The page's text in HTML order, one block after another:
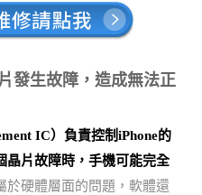
發生故障，造成無法正
IC）負責控制iPhone的
晶片故障時，手機可能完全
於硬體層面的問題，軟體還